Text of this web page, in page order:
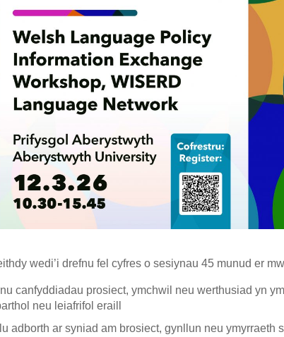
wedi’i drefnu fel cyfres o sesiynau 45 munud er
canfyddiadau prosiect, ymchwil neu werthusiad yn
neu leiafrifol eraill
adborth ar syniad am brosiect, gynllun neu ymyrraeth